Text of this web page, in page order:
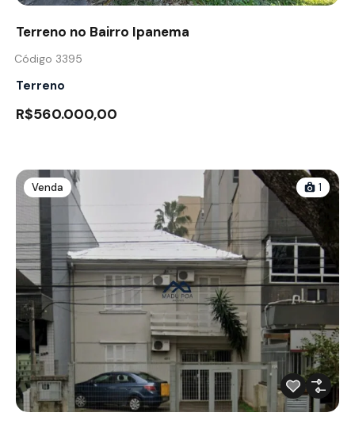
Terreno no Bairro Ipanema
Código 3395
Terreno
R$560.000,00
Venda 1